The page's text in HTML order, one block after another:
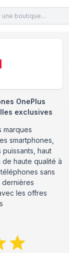
OnePlus
exclusives
marques
smartphones,
haut
haute qualité à
sans
dernières
les offres